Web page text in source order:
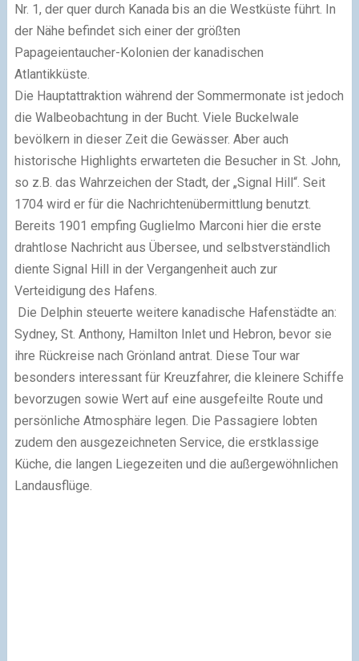
Nr. 1, der quer durch Kanada bis an die Westküste führt. In
der Nähe befindet sich einer der größten
Papageientaucher-Kolonien der kanadischen
Atlantikküste.
Die Hauptattraktion während der Sommermonate ist jedoch
die Walbeobachtung in der Bucht. Viele Buckelwale
bevölkern in dieser Zeit die Gewässer. Aber auch
historische Highlights erwarteten die Besucher in St. John,
so z.B. das Wahrzeichen der Stadt, der „Signal Hill“. Seit
1704 wird er für die Nachrichtenübermittlung benutzt.
Bereits 1901 empfing Guglielmo Marconi hier die erste
drahtlose Nachricht aus Übersee, und selbstverständlich
diente Signal Hill in der Vergangenheit auch zur
Verteidigung des Hafens.
Die Delphin steuerte weitere kanadische Hafenstädte an:
Sydney, St. Anthony, Hamilton Inlet und Hebron, bevor sie
ihre Rückreise nach Grönland antrat. Diese Tour war
besonders interessant für Kreuzfahrer, die kleinere Schiffe
bevorzugen sowie Wert auf eine ausgefeilte Route und
persönliche Atmosphäre legen. Die Passagiere lobten
zudem den ausgezeichneten Service, die erstklassige
Küche, die langen Liegezeiten und die außergewöhnlichen
Landausflüge.